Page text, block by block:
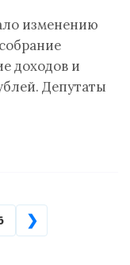
изменению
доходов и
Депутаты
❯